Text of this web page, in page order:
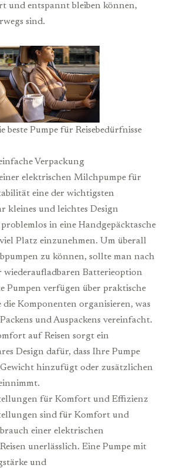
und entspannt bleiben können,
sind.
beste Pumpe für Reisebedürfnisse
Verpackung
elektrischen Milchpumpe für
eine der wichtigsten
kleines und leichtes Design
in eine Handgepäcktasche
Platz einzunehmen. Um überall
zu können, sollte man nach
wiederaufladbaren Batterieoption
Pumpen verfügen über praktische
die Komponenten organisieren, was
und Auspackens vereinfacht.
auf Reisen sorgt ein
Design dafür, dass Ihre Pumpe
hinzufügt oder zusätzlichen
für Komfort und Effizienz
sind für Komfort und
einer elektrischen
unerlässlich. Eine Pumpe mit
und